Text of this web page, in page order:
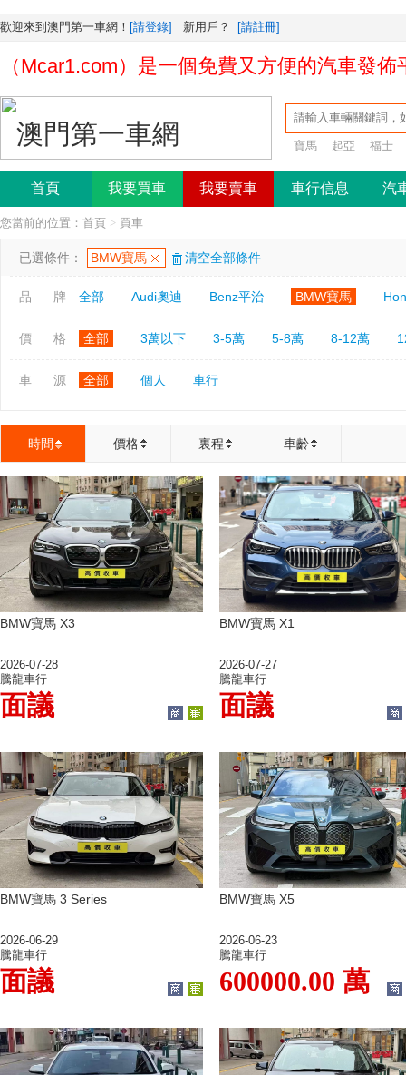
歡迎來到澳門第一車網！ [請登錄] 新用戶？ [請註冊]
Mcar1.com）是一個免費又方便的汽車發
寶馬 起亞 福士
首頁 我要買車 我要賣車 車行信息 汽
您當前的位置： 首頁 > 買車
已選條件： BMW寶馬 清空全部條件
品 牌 全部 Audi奧迪 Benz平治 BMW寶馬
價 格 全部 3萬以下 3-5萬 5-8萬 8-12萬
車 源 全部 個人 車行
時間 價格 裏程 車齡
BMW寶馬 X3
2026-07-28
騰龍車行
面議
BMW寶馬 X1
2026-07-27
騰龍車行
面議
BMW寶馬 3 Series
2026-06-29
騰龍車行
面議
BMW寶馬 X5
2026-06-23
騰龍車行
600000.00 萬